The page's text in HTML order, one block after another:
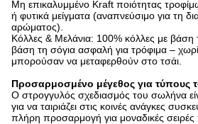
Μη επικαλυμμένο Kraft ποιότητας
ή φυτικά μείγματα (αναπνεύσιμο για τη
αρώματος).
Κόλλες & Μελάνια: 100% κόλλες με βάση
βάση τη σόγια ασφαλή για τρόφιμα –
μπορούσαν να μεταφερθούν στο τσάι.
Προσαρμοσμένο μέγεθος για τύπους
Ο στρογγυλός σχεδιασμός του σωλήνα
για να ταιριάζει στις κοινές ανάγκες
πλήρη προσαρμογή για μοναδικές